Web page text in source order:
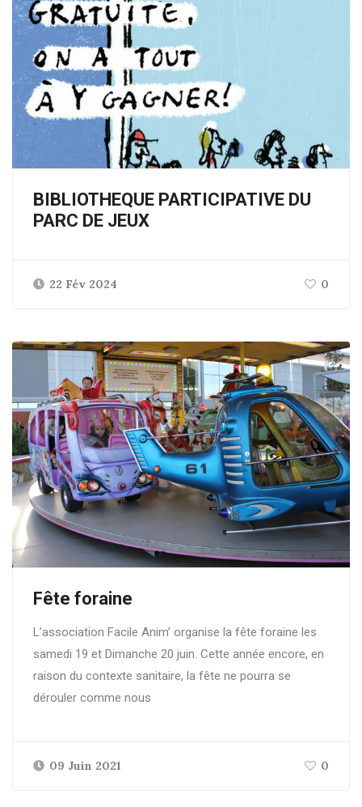
BIBLIOTHEQUE PARTICIPATIVE DU
PARC DE JEUX
22 Fév 2024 0
Fête foraine
L’association Facile Anim’ organise la fête foraine les
samedi 19 et Dimanche 20 juin. Cette année encore, en
raison du contexte sanitaire, la fête ne pourra se
dérouler comme nous
09 Juin 2021 0